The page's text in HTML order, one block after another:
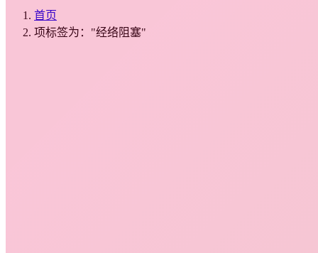
首页
项标签为："经络阻塞"